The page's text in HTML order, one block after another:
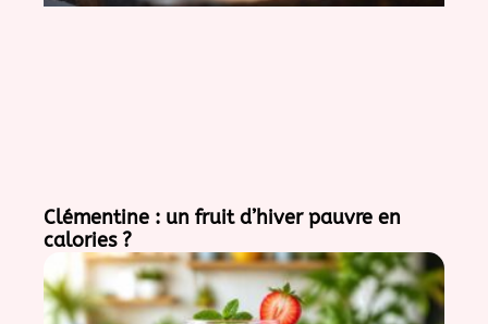
Clémentine : un fruit d’hiver pauvre en
calories ?